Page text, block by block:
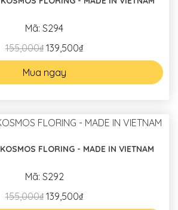
Mã: S294
155,000₫ 139,500₫
Mua ngay
SÀN GỖ - S292- KOSMOS FLORING - MADE IN VIETNAM
Mã: S292
155,000₫ 139,500₫